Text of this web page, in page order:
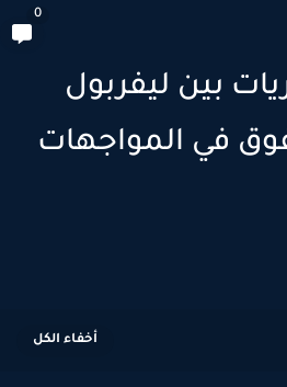
10 مباريات بين ليفربول
في المواجهات